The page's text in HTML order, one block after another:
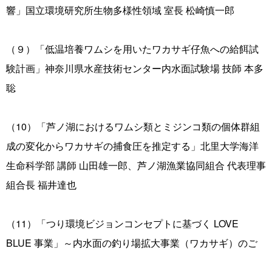
響」国立環境研究所生物多様性領域 室長 松崎慎一郎
（９）「低温培養ワムシを用いたワカサギ仔魚への給餌試
験計画」神奈川県水産技術センター内水面試験場 技師 本多
聡
（10）「芦ノ湖におけるワムシ類とミジンコ類の個体群組
成の変化からワカサギの捕食圧を推定する」北里大学海洋
生命科学部 講師 山田雄一郎、芦ノ湖漁業協同組合 代表理事
組合長 福井達也
（11）「つり環境ビジョンコンセプトに基づく LOVE
BLUE 事業」～内水面の釣り場拡大事業（ワカサギ）のご